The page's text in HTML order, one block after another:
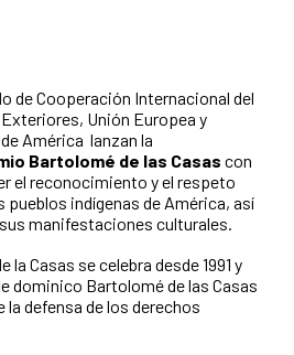
de Cooperación Internacional del
Unión Europea y
América lanzan la
Bartolomé de las Casas con
el reconocimiento y el respeto
pueblos indígenas de América, así
manifestaciones culturales.
Casas se celebra desde 1991 y
dominico Bartolomé de las Casas
la defensa de los derechos